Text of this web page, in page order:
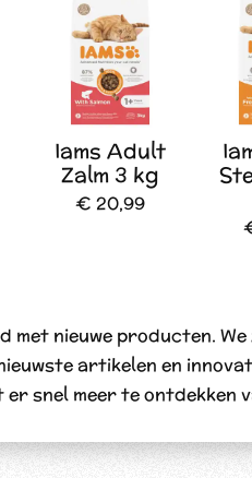
Iams Adult
Zalm 3 kg
€ 20,99
met nieuwe producten.
artikelen en
er snel meer te